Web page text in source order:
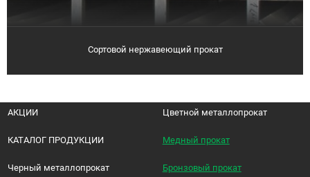
Сортовой нержавеющий прокат
АКЦИИ
КАТАЛОГ ПРОДУКЦИИ
Черный металлопрокат
Цветной металлопрокат
Медный прокат
Бронзовый прокат